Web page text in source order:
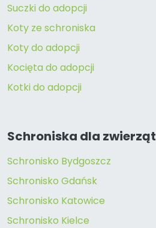
Suczki do adopcji
Koty ze schroniska
Koty do adopcji
Kocięta do adopcji
Kotki do adopcji
Schroniska dla zwierząt
Schronisko Bydgoszcz
Schronisko Gdańsk
Schronisko Katowice
Schronisko Kielce